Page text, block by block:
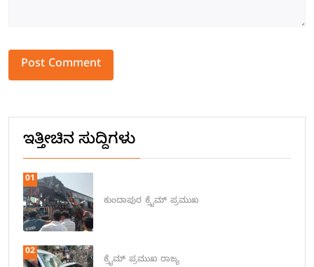
ಇತ್ತೀಚಿನ ಸುದ್ದಿಗಳು
01
ಕುಂದಾಪುರ ಕ್ರೈಮ್ ಪ್ರಮುಖ
02
ಕ್ರೈಮ್ ಪ್ರಮುಖ ರಾಜ್ಯ